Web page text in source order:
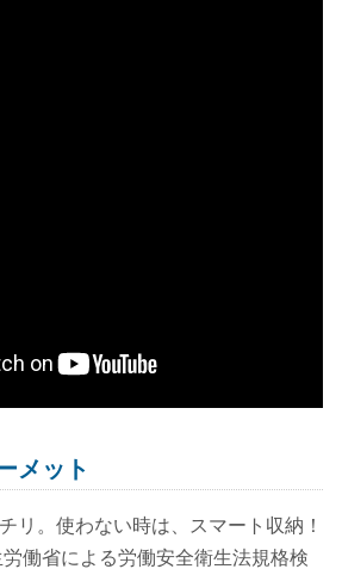
メット
リ。使わない時は、スマート収納！
働省による労働安全衛生法規格検